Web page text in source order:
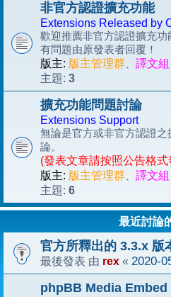
非官方認證擴充功能
Extensions Released by
歡迎推薦非官方認證擴充
有問題由原發表者回覆！
版主: 版主管理群
譯文組
主題: 3
擴充功能問題討論
Extensions Support
無論是官方或非官方認證
論。
(發表文章請按照公告格
版主: 版主管理群
譯文組
主題: 6
最近討論
官方所釋出的 3.3.x 版
最後發表 由 rex « 2020-
phpBB Media